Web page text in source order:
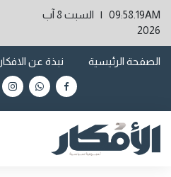
09:58.19AM | السبت 8 آب
2026
الصفحة الرئيسية نبذة عن الافكار